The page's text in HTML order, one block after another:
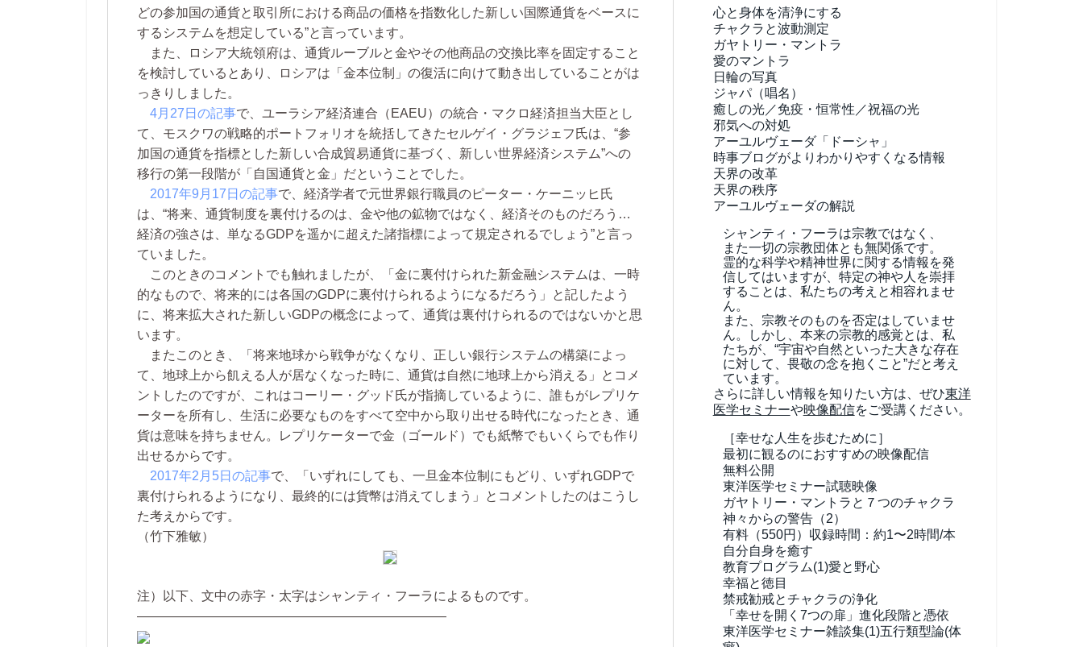
どの参加国の通貨と取引所における商品の価格を指数化した新しい国際通貨をベースに
するシステムを想定している”と言っています。
また、ロシア大統領府は、通貨ルーブルと金やその他商品の交換比率を固定すること
を検討しているとあり、ロシアは「金本位制」の復活に向けて動き出していることがは
っきりしました。
4月27日の記事で、ユーラシア経済連合（EAEU）の統合・マクロ経済担当大臣とし
て、モスクワの戦略的ポートフォリオを統括してきたセルゲイ・グラジェフ氏は、“参
加国の通貨を指標とした新しい合成貿易通貨に基づく、新しい世界経済システム”への
移行の第一段階が「自国通貨と金」だということでした。
2017年9月17日の記事で、経済学者で元世界銀行職員のピーター・ケーニッヒ氏
は、“将来、通貨制度を裏付けるのは、金や他の鉱物ではなく、経済そのものだろう…
経済の強さは、単なるGDPを遥かに超えた諸指標によって規定されるでしょう”と言っ
ていました。
このときのコメントでも触れましたが、「金に裏付けられた新金融システムは、一時
的なもので、将来的には各国のGDPに裏付けられるようになるだろう」と記したよう
に、将来拡大された新しいGDPの概念によって、通貨は裏付けられるのではないかと思
います。
またこのとき、「将来地球から戦争がなくなり、正しい銀行システムの構築によっ
て、地球上から飢える人が居なくなった時に、通貨は自然に地球上から消える」とコメ
ントしたのですが、これはコーリー・グッド氏が指摘しているように、誰もがレプリケ
ーターを所有し、生活に必要なものをすべて空中から取り出せる時代になったとき、通
貨は意味を持ちません。レプリケーターで金（ゴールド）でも紙幣でもいくらでも作り
出せるからです。
2017年2月5日の記事で、「いずれにしても、一旦金本位制にもどり、いずれGDPで
裏付けられるようになり、最終的には貨幣は消えてしまう」とコメントしたのはこうし
た考えからです。
（竹下雅敏）
注）以下、文中の赤字・太字はシャンティ・フーラによるものです。
————————————————————————
心と身体を清浄にする
チャクラと波動測定
ガヤトリー・マントラ
愛のマントラ
日輪の写真
ジャパ（唱名）
癒しの光／免疫・恒常性／祝福の光
邪気への対処
アーユルヴェーダ「ドーシャ」
時事ブログがよりわかりやすくなる情報
天界の改革
天界の秩序
アーユルヴェーダの解説
シャンティ・フーラは宗教ではなく、
また一切の宗教団体とも無関係です。
霊的な科学や精神世界に関する情報を発
信してはいますが、特定の神や人を崇拝
することは、私たちの考えと相容れませ
ん。
また、宗教そのものを否定はしていませ
ん。しかし、本来の宗教的感覚とは、私
たちが、“宇宙や自然といった大きな存在
に対して、畏敬の念を抱くこと”だと考え
ています。
さらに詳しい情報を知りたい方は、ぜひ東洋
医学セミナーや映像配信をご受講ください。
［幸せな人生を歩むために］
最初に観るのにおすすめの映像配信
無料公開
東洋医学セミナー試聴映像
ガヤトリー・マントラと７つのチャクラ
神々からの警告（2）
有料（550円） 収録時間：約1〜2時間/本
自分自身を癒す
教育プログラム(1)愛と野心
幸福と徳目
禁戒勧戒とチャクラの浄化
「幸せを開く7つの扉」進化段階と憑依
東洋医学セミナー雑談集(1)五行類型論(体